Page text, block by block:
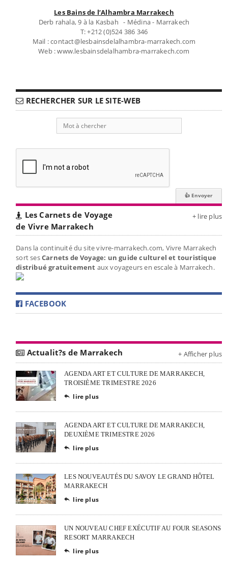
Les Bains de l’Alhambra Marrakech
Derb rahala, 9 à la Kasbah - Médina - Marrakech
T: +212 (0)524 386 346
Mail : contact@lesbainsdelalhambra-marrakech.com
Web : www.lesbainsdelalhambra-marrakech.com
RECHERCHER SUR LE SITE-WEB
Les Carnets de Voyage
de Vivre Marrakech
+ lire plus
Dans la continuité du site vivre-marrakech.com, Vivre Marrakech
sort sesCarnets de Voyage: un guide culturel et touristique
distribué gratuitement aux voyageurs en escale à Marrakech.
FACEBOOK
Actualit?s de Marrakech + Afficher plus
AGENDA ART ET CULTURE DE MARRAKECH,
TROISIÈME TRIMESTRE 2026
 lire plus
AGENDA ART ET CULTURE DE MARRAKECH,
DEUXIÈME TRIMESTRE 2026
 lire plus
LES NOUVEAUTÉS DU SAVOY LE GRAND HÔTEL
MARRAKECH
 lire plus
UN NOUVEAU CHEF EXÉCUTIF AU FOUR SEASONS
RESORT MARRAKECH
 lire plus